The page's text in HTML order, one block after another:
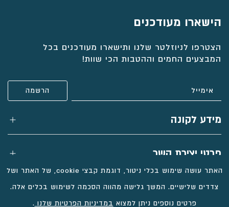
הישארו מעודכנים
הצטרפו לניוזלטר שלנו ותישארו מעודכנים בכל
המבצעים החמים וההטבות הכי שוות!
מידע לקונה
פרטי יצירת קשר
האתר עושה שימוש בכלי ניטור, דוגמת קבצי cookie, של האתר ושל
צדדים שלישיים. המשך גלישה מהווה הסכמה לשימוש בכלים אלה.
פרטים נוספים ניתן למצוא במדיניות הפרטיות שלנו .